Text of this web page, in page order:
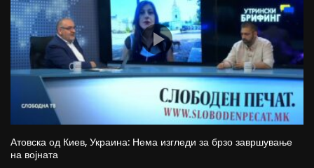
Атовска од Киев, Украина: Нема изгледи за брзо завршување
на војната